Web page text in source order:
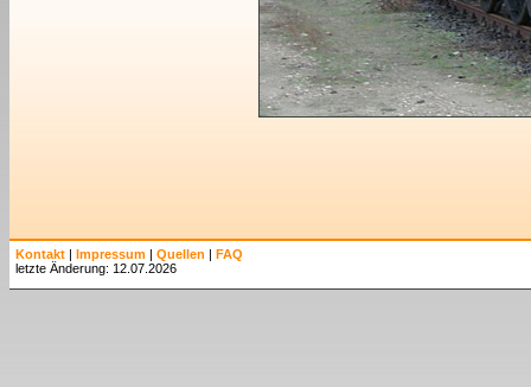
Kontakt | Impressum | Quellen | FAQ
letzte Änderung: 12.07.2026